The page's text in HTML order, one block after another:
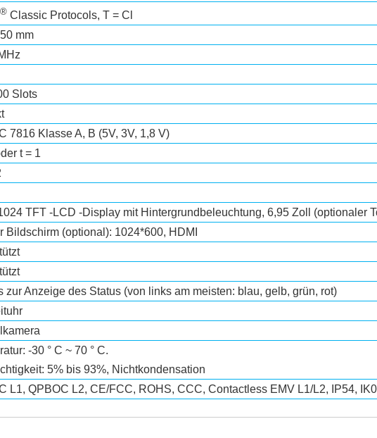
® Classic Protocols, T = Cl
mm
Slots
7816 Klasse A, B (5V, 3V, 1,8 V)
t = 1
TFT -LCD -Display mit Hintergrundbeleuchtung, 6,95 Zoll (optionaler
Bildschirm (optional): 1024*600, HDMI
zur Anzeige des Status (von links am meisten: blau, gelb, grün, rot)
-30 ° C ~ 70 ° C.
5% bis 93%, Nichtkondensation
L1, QPBOC L2, CE/FCC, ROHS, CCC, Contactless EMV L1/L2, IP54,